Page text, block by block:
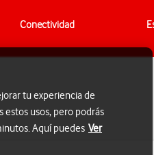
Conectividad
tu experiencia de
estos usos, pero podrás
Aquí puedes Ver